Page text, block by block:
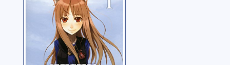
Hasekura, Isuna